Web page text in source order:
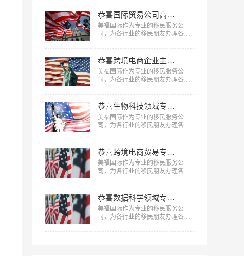
下面就为大家分享仓储物流公司总
监陈先生获批美国L1签证成功案
例。…
恭喜国际贸易公司高管郑先生获批美国L1签证！
美福国际作为专业的移民服务公
司，为各行业的移民朋友办理各种
下面就为大家分享国际贸易公司高
管郑先生获批美国L1签证成功案
例。…
恭喜跨境电商企业主郑女士获批美国L1签证！
美福国际作为专业的移民服务公
司，为各行业的移民朋友办理各种
下面就为大家分享跨境电商企业主
郑女士获批美国L1签证成功案例。
…
恭喜生物科技领域专家孟先生获批美国EB-1A移民！
美福国际作为专业的移民服务公
司，为各行业的移民朋友办理各种
为大家分享生物科技领域专家孟先
生获批美国EB-1A移民成功案例。
…
恭喜跨境电商贸易专家何女士获批美国EB-1A移民！
美福国际作为专业的移民服务公
司，为各行业的移民朋友办理各种
为大家分享跨境电商贸易专家何女
士获批美国EB-1A移民成功案例。
…
恭喜数据科学领域专家邱先生获批美国NIW移民！
美福国际作为专业的移民服务公
司，为各行业的移民朋友办理各种
为大家分享数据科学领域专家邱先